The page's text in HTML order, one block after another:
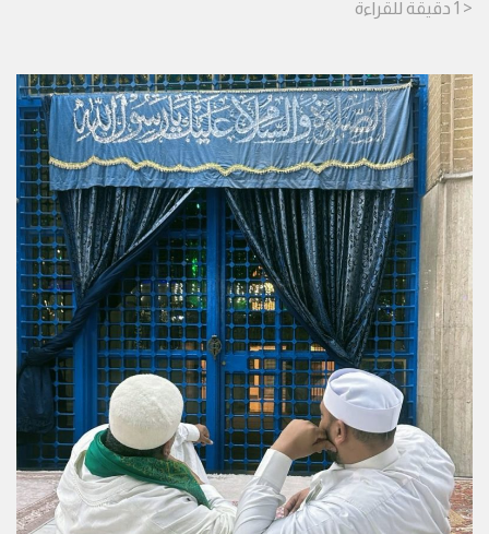
< 1 دقيقة للقراءة